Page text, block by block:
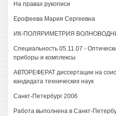
На правах рукописи
Ерофеева Мария Сергеевна
ИК-ПОЛЯРИМЕТРИЯ
Специальность 05.11.07 -
приборы и комплексы
АВТОРЕФЕРАТ диссертации на
кандидата технических наук
Санкт-Петербург 2006
Работа выполнена в Санкт-